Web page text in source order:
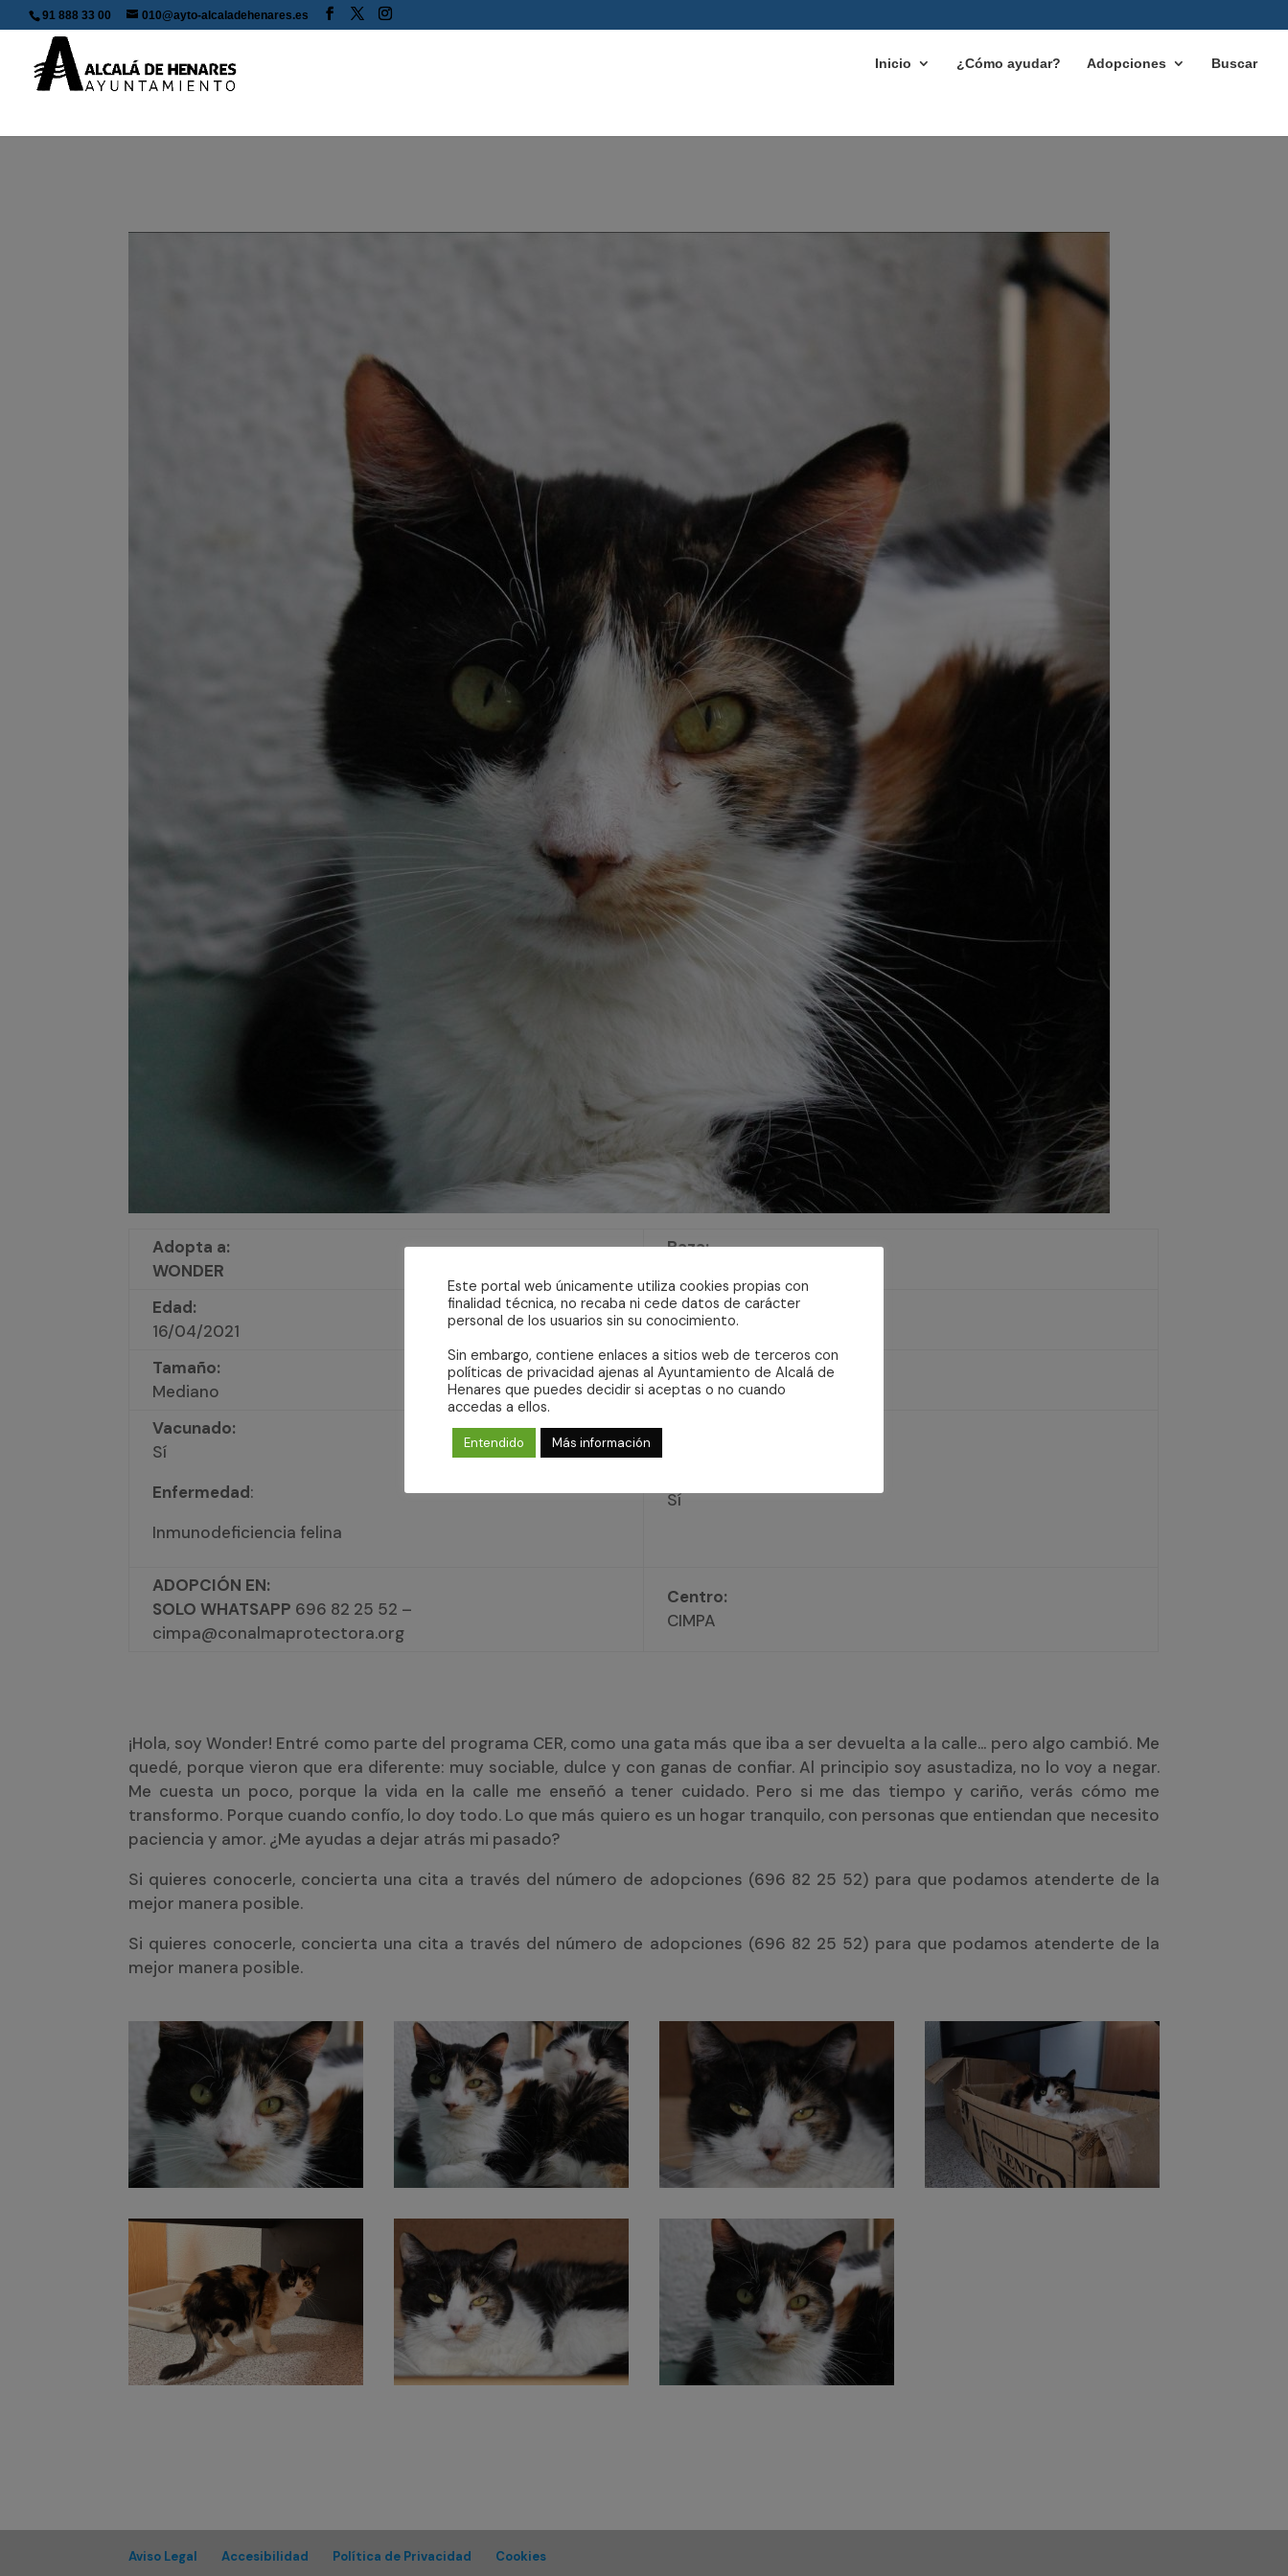
91 888 33 00 010@ayto-alcaladehenares.es
Inicio ¿Cómo ayudar? Adopciones Buscar
Adopta a:
WONDER
Raza:
Edad:
16/04/2021
Pelo:
Corto
Tamaño:
Mediano
Sexo:
Hembra
Vacunado:
Sí
Enfermedad:
Inmunodeficiencia felina
Sí
ADOPCIÓN EN:
SOLO WHATSAPP 696 82 25 52 –
cimpa@conalmaprotectora.org
Centro:
CIMPA
¡Hola, soy Wonder! Entré como parte del programa CER, como una gata más que iba a ser devuelta a la calle… pero algo cambió. Me
quedé, porque vieron que era diferente: muy sociable, dulce y con ganas de confiar. Al principio soy asustadiza, no lo voy a negar.
Me cuesta un poco, porque la vida en la calle me enseñó a tener cuidado. Pero si me das tiempo y cariño, verás cómo me
transformo. Porque cuando confío, lo doy todo. Lo que más quiero es un hogar tranquilo, con personas que entiendan que necesito
paciencia y amor. ¿Me ayudas a dejar atrás mi pasado?
Si quieres conocerle, concierta una cita a través del número de adopciones (696 82 25 52) para que podamos atenderte de la
mejor manera posible.
Si quieres conocerle, concierta una cita a través del número de adopciones (696 82 25 52) para que podamos atenderte de la
mejor manera posible.
Aviso Legal Accesibilidad Política de Privacidad Cookies
Este portal web únicamente utiliza cookies propias con
finalidad técnica, no recaba ni cede datos de carácter
personal de los usuarios sin su conocimiento.
Sin embargo, contiene enlaces a sitios web de terceros con
políticas de privacidad ajenas al Ayuntamiento de Alcalá de
Henares que puedes decidir si aceptas o no cuando
accedas a ellos.
Entendido Más información